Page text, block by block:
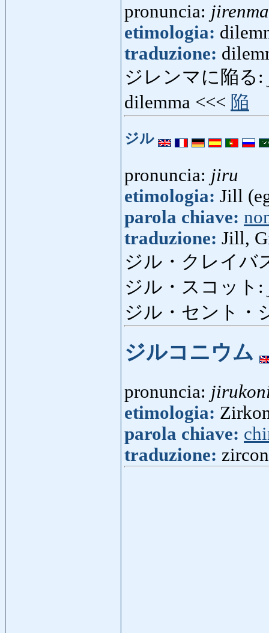
pronuncia: jirenma
etimologia:
traduzione:
ジレンマに陥る:
dilemma <<< 陥
ジル
pronuncia: jiru
etimologia: Jill
parola chiave:
traduzione: Jill,
ジル・クレイバ
ジル・スコット:
ジル・セント・
ジルコニウム
pronuncia:
etimologia:
parola chiave:
traduzione: